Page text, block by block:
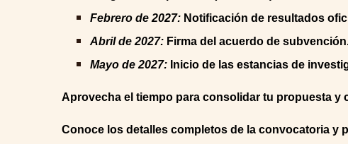
Febrero de 2027: Notificación de resultados
Abril de 2027: Firma del acuerdo de
Mayo de 2027: Inicio de las estancias de
Aprovecha el tiempo para consolidar tu propuesta y
Conoce los detalles completos de la convocatoria y